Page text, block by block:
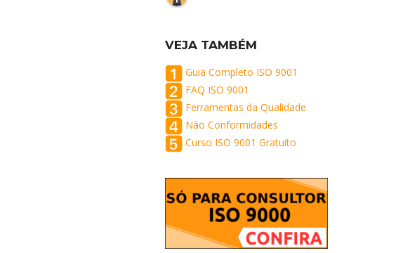
VEJA TAMBÉM
Guia Completo ISO 9001
FAQ ISO 9001
Ferramentas da Qualidade
Não Conformidades
Curso ISO 9001 Gratuito